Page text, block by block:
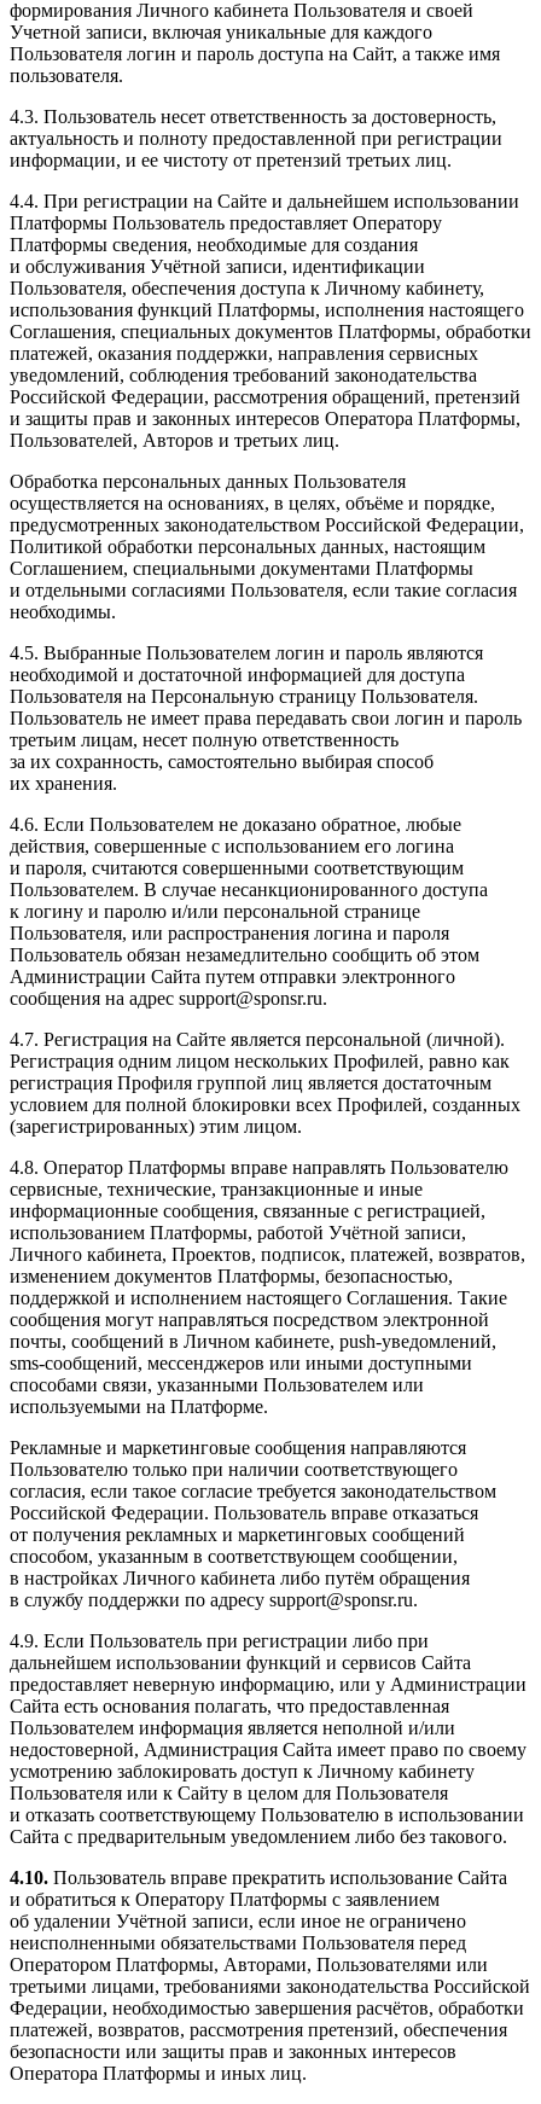
формирования Личного кабинета Пользователя и своей
Учетной записи, включая уникальные для каждого
Пользователя логин и пароль доступа на Сайт, а также имя
пользователя.
4.3. Пользователь несет ответственность за достоверность,
актуальность и полноту предоставленной при регистрации
информации, и ее чистоту от претензий третьих лиц.
4.4. При регистрации на Сайте и дальнейшем использовании
Платформы Пользователь предоставляет Оператору
Платформы сведения, необходимые для создания
и обслуживания Учётной записи, идентификации
Пользователя, обеспечения доступа к Личному кабинету,
использования функций Платформы, исполнения настоящего
Соглашения, специальных документов Платформы, обработки
платежей, оказания поддержки, направления сервисных
уведомлений, соблюдения требований законодательства
Российской Федерации, рассмотрения обращений, претензий
и защиты прав и законных интересов Оператора Платформы,
Пользователей, Авторов и третьих лиц.
Обработка персональных данных Пользователя
осуществляется на основаниях, в целях, объёме и порядке,
предусмотренных законодательством Российской Федерации,
Политикой обработки персональных данных, настоящим
Соглашением, специальными документами Платформы
и отдельными согласиями Пользователя, если такие согласия
необходимы.
4.5. Выбранные Пользователем логин и пароль являются
необходимой и достаточной информацией для доступа
Пользователя на Персональную страницу Пользователя.
Пользователь не имеет права передавать свои логин и пароль
третьим лицам, несет полную ответственность
за их сохранность, самостоятельно выбирая способ
их хранения.
4.6. Если Пользователем не доказано обратное, любые
действия, совершенные с использованием его логина
и пароля, считаются совершенными соответствующим
Пользователем. В случае несанкционированного доступа
к логину и паролю и/или персональной странице
Пользователя, или распространения логина и пароля
Пользователь обязан незамедлительно сообщить об этом
Администрации Сайта путем отправки электронного
сообщения на адрес support@sponsr.ru.
4.7. Регистрация на Сайте является персональной (личной).
Регистрация одним лицом нескольких Профилей, равно как
регистрация Профиля группой лиц является достаточным
условием для полной блокировки всех Профилей, созданных
(зарегистрированных) этим лицом.
4.8. Оператор Платформы вправе направлять Пользователю
сервисные, технические, транзакционные и иные
информационные сообщения, связанные с регистрацией,
использованием Платформы, работой Учётной записи,
Личного кабинета, Проектов, подписок, платежей, возвратов,
изменением документов Платформы, безопасностью,
поддержкой и исполнением настоящего Соглашения. Такие
сообщения могут направляться посредством электронной
почты, сообщений в Личном кабинете, push-уведомлений,
sms-сообщений, мессенджеров или иными доступными
способами связи, указанными Пользователем или
используемыми на Платформе.
Рекламные и маркетинговые сообщения направляются
Пользователю только при наличии соответствующего
согласия, если такое согласие требуется законодательством
Российской Федерации. Пользователь вправе отказаться
от получения рекламных и маркетинговых сообщений
способом, указанным в соответствующем сообщении,
в настройках Личного кабинета либо путём обращения
в службу поддержки по адресу support@sponsr.ru.
4.9. Если Пользователь при регистрации либо при
дальнейшем использовании функций и сервисов Сайта
предоставляет неверную информацию, или у Администрации
Сайта есть основания полагать, что предоставленная
Пользователем информация является неполной и/или
недостоверной, Администрация Сайта имеет право по своему
усмотрению заблокировать доступ к Личному кабинету
Пользователя или к Сайту в целом для Пользователя
и отказать соответствующему Пользователю в использовании
Сайта с предварительным уведомлением либо без такового.
4.10. Пользователь вправе прекратить использование Сайта
и обратиться к Оператору Платформы с заявлением
об удалении Учётной записи, если иное не ограничено
неисполненными обязательствами Пользователя перед
Оператором Платформы, Авторами, Пользователями или
третьими лицами, требованиями законодательства Российской
Федерации, необходимостью завершения расчётов, обработки
платежей, возвратов, рассмотрения претензий, обеспечения
безопасности или защиты прав и законных интересов
Оператора Платформы и иных лиц.